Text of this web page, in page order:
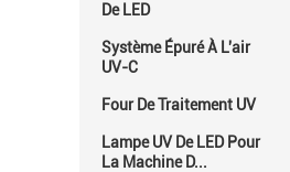
De LED
Système Épuré À L'air
UV-C
Four De Traitement UV
Lampe UV De LED Pour
La Machine D...